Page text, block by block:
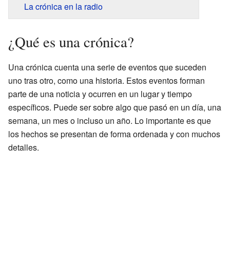
La crónica en la radio
¿Qué es una crónica?
Una crónica cuenta una serie de eventos que suceden
uno tras otro, como una historia. Estos eventos forman
parte de una noticia y ocurren en un lugar y tiempo
específicos. Puede ser sobre algo que pasó en un día, una
semana, un mes o incluso un año. Lo importante es que
los hechos se presentan de forma ordenada y con muchos
detalles.